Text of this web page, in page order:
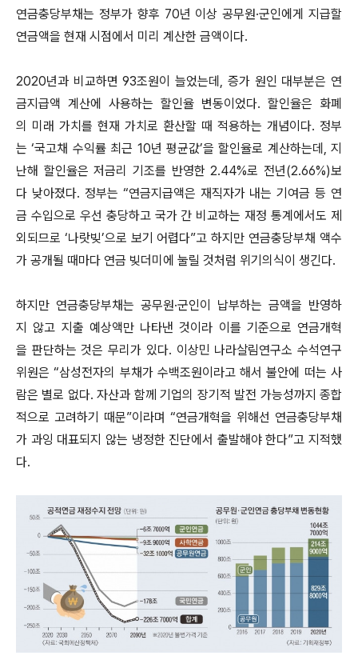
연금충당부채는 정부가 향후 70년 이상 공무원·군인에게 지급할
연금액을 현재 시점에서 미리 계산한 금액이다.
2020년과 비교하면 93조원이 늘었는데, 증가 원인 대부분은 연
금지급액 계산에 사용하는 할인율 변동이었다. 할인율은 화폐
의 미래 가치를 현재 가치로 환산할 때 적용하는 개념이다. 정부
는 ‘국고채 수익률 최근 10년 평균값’을 할인율로 계산하는데, 지
난해 할인율은 저금리 기조를 반영한 2.44%로 전년(2.66%)보
다 낮아졌다. 정부는 “연금지급액은 재직자가 내는 기여금 등 연
금 수입으로 우선 충당하고 국가 간 비교하는 재정 통계에서도 제
외되므로 ‘나랏빚’으로 보기 어렵다”고 하지만 연금충당부채 액수
가 공개될 때마다 연금 빚더미에 눌릴 것처럼 위기의식이 생긴다.
하지만 연금충당부채는 공무원·군인이 납부하는 금액을 반영하
지 않고 지출 예상액만 나타낸 것이라 이를 기준으로 연금개혁
을 판단하는 것은 무리가 있다. 이상민 나라살림연구소 수석연구
위원은 “삼성전자의 부채가 수백조원이라고 해서 불안에 떠는 사
람은 별로 없다. 자산과 함께 기업의 장기적 발전 가능성까지 종합
적으로 고려하기 때문”이라며 “연금개혁을 위해선 연금충당부채
가 과잉 대표되지 않는 냉정한 진단에서 출발해야 한다”고 지적했
다.